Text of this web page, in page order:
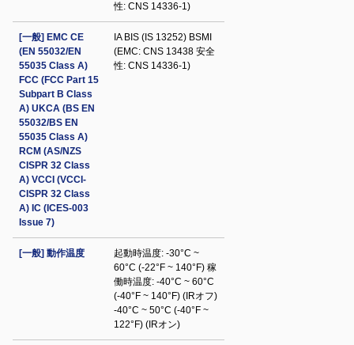
性: CNS 14336-1)
[一般] EMC CE
(EN 55032/EN
55035 Class A)
FCC (FCC Part 15
Subpart B Class
A) UKCA (BS EN
55032/BS EN
55035 Class A)
RCM (AS/NZS
CISPR 32 Class
A) VCCI (VCCI-
CISPR 32 Class
A) IC (ICES-003
Issue 7)
IA BIS (IS 13252) BSMI
(EMC: CNS 13438 安全
性: CNS 14336-1)
[一般] 動作温度
起動時温度: -30°C ~
60°C (-22°F ~ 140°F) 稼
働時温度: -40°C ~ 60°C
(-40°F ~ 140°F) (IRオフ)
-40°C ~ 50°C (-40°F ~
122°F) (IRオン)